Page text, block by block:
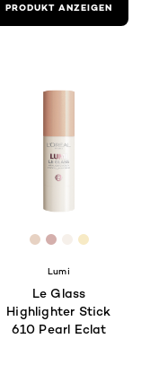
PRODUKT ANZEIGEN
[Color]:
[Color]:
[Color]:
[Color]:
Lumi
Le Glass
Highlighter Stick
610 Pearl Eclat